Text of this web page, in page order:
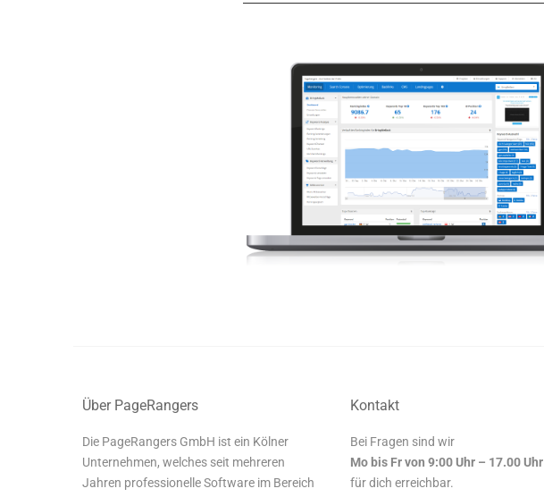
Über PageRangers
Die PageRangers GmbH ist ein Kölner
Unternehmen, welches seit mehreren
Jahren professionelle Software im Bereich
Kontakt
Bei Fragen sind wir
Mo bis Fr von 9:00 Uhr – 17.00 Uhr
für dich erreichbar.